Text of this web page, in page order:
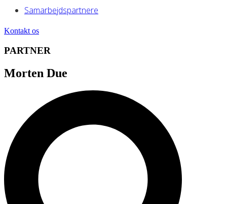
Samarbejdspartnere
Kontakt os
PARTNER
Morten Due